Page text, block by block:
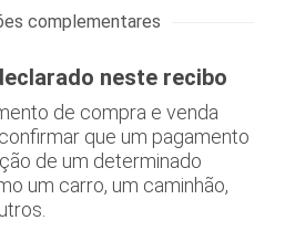
complementares
neste recibo
de compra e venda
que um pagamento
de um determinado
um carro, um caminhão,